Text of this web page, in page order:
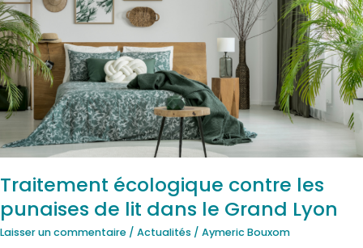
Traitement écologique contre les
punaises de lit dans le Grand Lyon
Laisser un commentaire / Actualités / Aymeric Bouxom
écologique
contre
les
punaises
de
lit
dans
Grand